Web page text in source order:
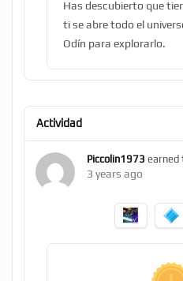
Has descubierto que
ti se abre todo el
Odín para explorarlo.
Actividad
Piccolin1973 earned
3 years ago